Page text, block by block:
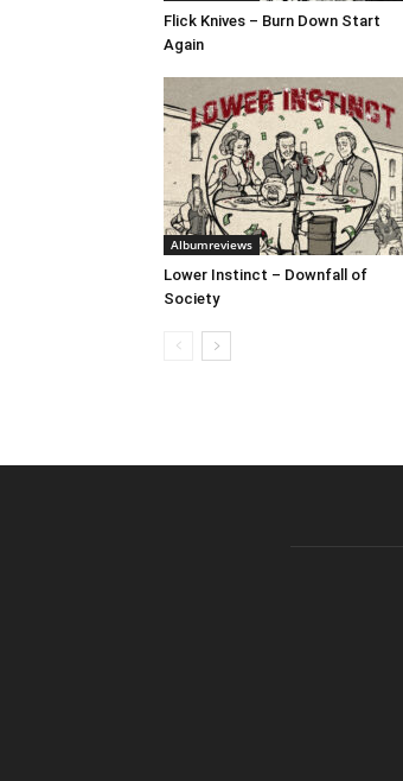
Flick Knives – Burn Down Start
Again
Albumreviews
Lower Instinct – Downfall of
Society